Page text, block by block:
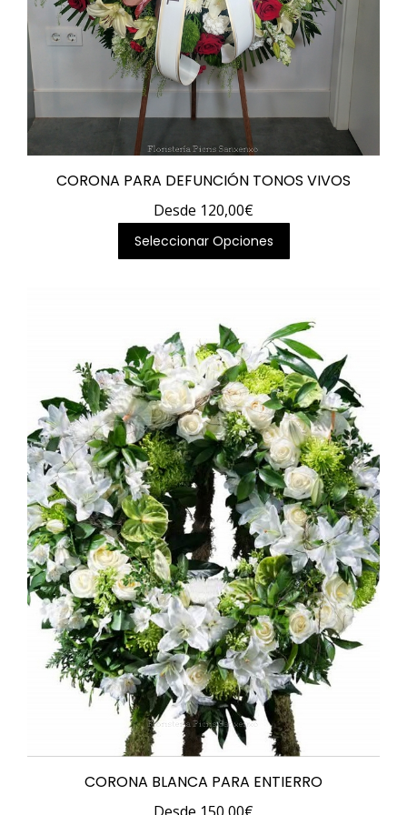
CORONA PARA DEFUNCIÓN TONOS VIVOS
Desde 120,00€
Seleccionar Opciones
producto
variantes.
Las
opciones
se
pueden
elegir
en
la
página
de
producto
CORONA BLANCA PARA ENTIERRO